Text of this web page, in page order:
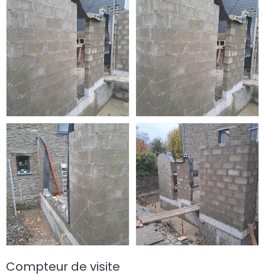
Compteur de visite